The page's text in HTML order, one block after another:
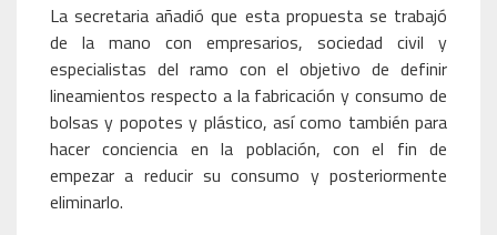
La secretaria añadió que esta propuesta se trabajó
de la mano con empresarios, sociedad civil y
especialistas del ramo con el objetivo de definir
lineamientos respecto a la fabricación y consumo de
bolsas y popotes y plástico, así como también para
hacer conciencia en la población, con el fin de
empezar a reducir su consumo y posteriormente
eliminarlo.